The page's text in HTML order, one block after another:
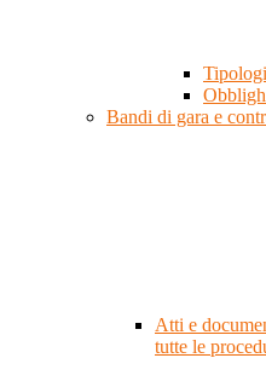
Bandi di gara e
Atti e
tutte le